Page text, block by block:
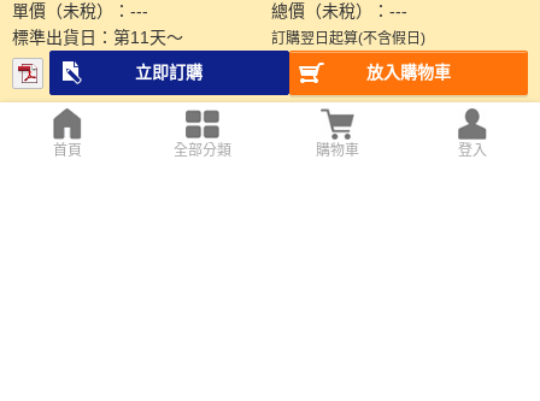
單價（未稅）： --- 總價（未稅）： ---
標準出貨日： 第11 天～ 訂購翌日起算(不含假日)
立即訂購 放入購物車
首頁 全部分類 購物車 登入